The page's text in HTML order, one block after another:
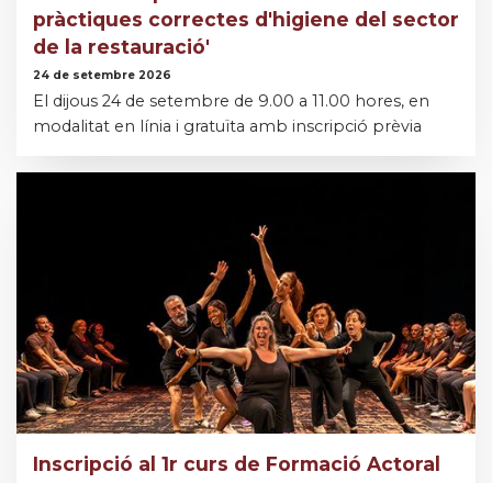
pràctiques correctes d'higiene del sector
de la restauració'
24 de setembre 2026
El dijous 24 de setembre de 9.00 a 11.00 hores, en
modalitat en línia i gratuïta amb inscripció prèvia
Inscripció al 1r curs de Formació Actoral